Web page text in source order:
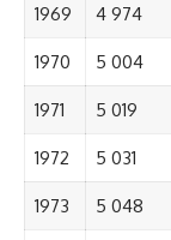
1969 4 974
1970 5 004
1971 5 019
1972 5 031
1973 5 048